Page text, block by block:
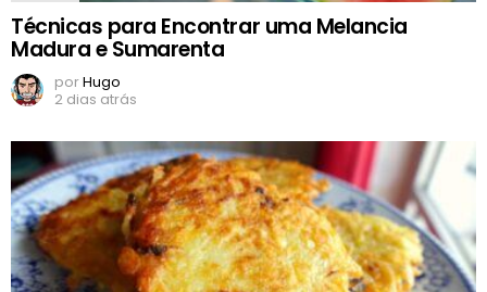
Técnicas para Encontrar uma Melancia
Madura e Sumarenta
porHugo
2 dias atrás